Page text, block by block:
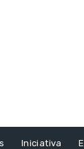
Iniciativa